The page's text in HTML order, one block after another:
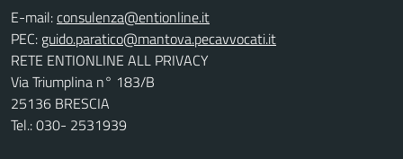
E-mail:
PEC:
RETE ENTIONLINE ALL PRIVACY
Via Triumplina n° 183/B
25136 BRESCIA
Tel.: 030- 2531939